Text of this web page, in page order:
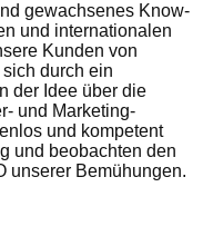
gewachsenes Know-
und internationalen
Kunden von
durch ein
der Idee über die
und Marketing-
und kompetent
und beobachten den
unserer Bemühungen.